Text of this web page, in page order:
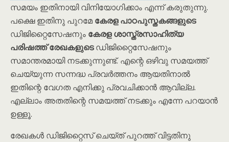
സമയം ഇതിനായി വിനിയോഗിക്കാം എന്ന് കരുതുന്നു.
പക്ഷെ ഇതിനു പുറമേ കേരള പാഠപുസ്തകങ്ങളുടെ
ഡിജിറ്റൈസേഷനും കേരള ശാസ്ത്രസാഹിത്യ
പരിഷത്ത് രേഖകളുടെഡിജിറ്റൈസേഷനും
സമാന്തരമായി നടക്കുന്നുണ്ട്. എന്റെ ഒഴിവു സമയത്ത്
ചെയ്യുന്ന സന്നദ്ധ പ്രവർത്തനം ആയതിനാൽ
ഇതിന്റെ വേഗത എനിക്കു പ്രവചിക്കാൻ ആവില്ല.
എല്ലാം അതതിന്റെ സമയത്ത് നടക്കും എന്നേ പറയാൻ
ഉള്ളൂ.
രേഖകൾ ഡിജിറ്റൈസ് ചെയ്ത് പുറത്ത് വിട്ടതിനു